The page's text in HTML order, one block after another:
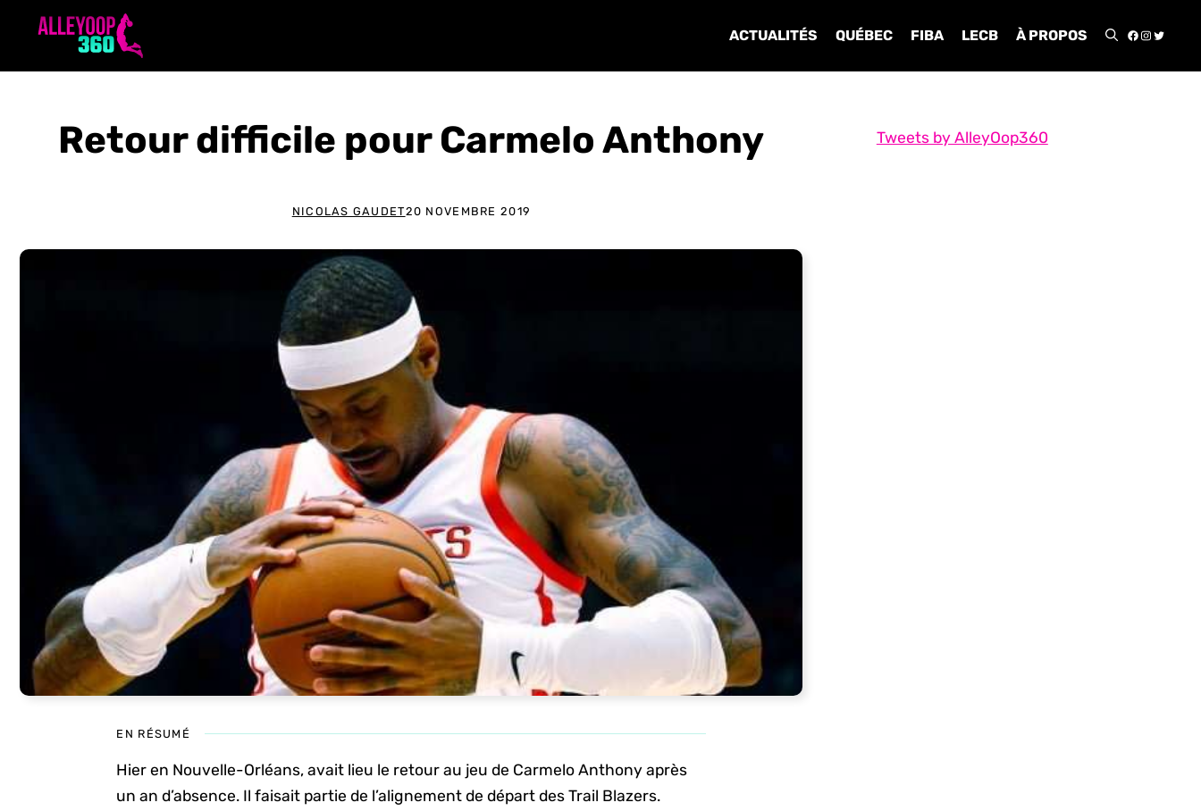
ACTUALITÉS QUÉBEC FIBA LECB À PROPOS
Retour difficile pour Carmelo Anthony
NICOLAS GAUDET20 NOVEMBRE 2019
EN RÉSUMÉ
Hier en Nouvelle-Orléans, avait lieu le retour au jeu de Carmelo Anthony après
un an d’absence. Il faisait partie de l’alignement de départ des Trail Blazers.
Tweets by AlleyOop360